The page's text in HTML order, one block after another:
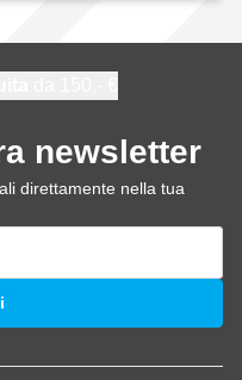
newsletter
direttamente nella tua